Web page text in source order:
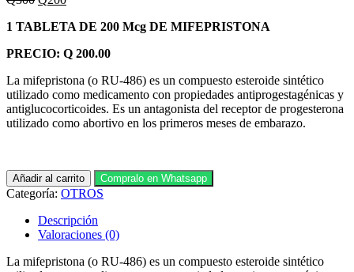
original
Q300.
actual
Q200.
1 TABLETA DE 200 Mcg DE MIFEPRISTONA
PRECIO: Q 200.00
La mifepristona (o RU-486) es un compuesto esteroide sintético
utilizado como medicamento con propiedades antiprogestagénicas y
antiglucocorticoides. Es un antagonista del receptor de progesterona
utilizado como abortivo en los primeros meses de embarazo.
Mifepristona
200
Microgramos
Tableta
Añadir al carrito Compralo en Whatsapp
Categoría: OTROS
Descripción
Valoraciones (0)
La mifepristona (o RU-486) es un compuesto esteroide sintético